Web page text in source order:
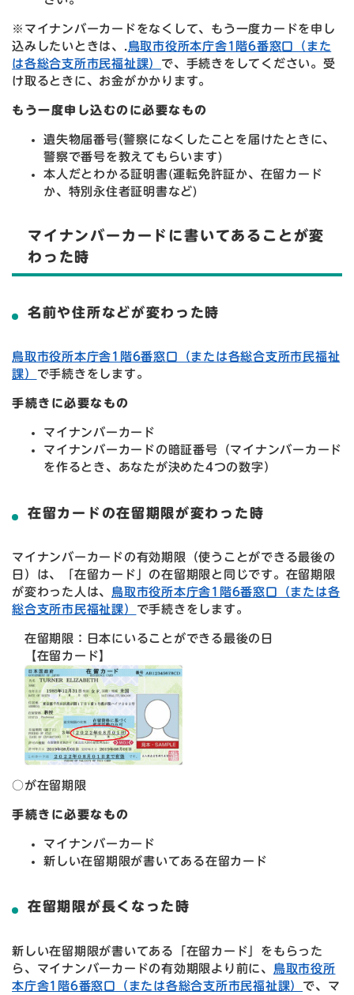
※マイナンバーカードをなくして、もう一度カードを申し
込みしたいときは、. 鳥取市役所本庁舎1階6番窓口（また
は各総合支所市民福祉課） で、手続きをしてください。受
け取るときに、お金がかかります。
もう一度申し込むのに必要なもの
遺失物届番号(警察になくしたことを届けたときに、
警察で番号を教えてもらいます)
本人だとわかる証明書(運転免許証か、在留カード
か、特別永住者証明書など)
マイナンバーカードに書いてあることが変
わった時
名前や住所などが変わった時
鳥取市役所本庁舎1階6番窓口（または各総合支所市民福祉
課） で手続きをします。
手続きに必要なもの
マイナンバーカード
マイナンバーカードの暗証番号（マイナンバーカード
を作るとき、あなたが決めた4つの数字）
在留カードの在留期限が変わった時
マイナンバーカードの有効期限（使うことができる最後の
日）は、「在留カード」の在留期限と同じです。在留期限
が変わった人は、 鳥取市役所本庁舎1階6番窓口（または各
総合支所市民福祉課） で手続きをします。
在留期限：日本にいることができる最後の日
【在留カード】
○が在留期限
手続きに必要なもの
マイナンバーカード
新しい在留期限が書いてある在留カード
在留期限が長くなった時
新しい在留期限が書いてある「在留カード」をもらった
ら、マイナンバーカードの有効期限より前に、 鳥取市役所
本庁舎1階6番窓口（または各総合支所市民福祉課） で、マ